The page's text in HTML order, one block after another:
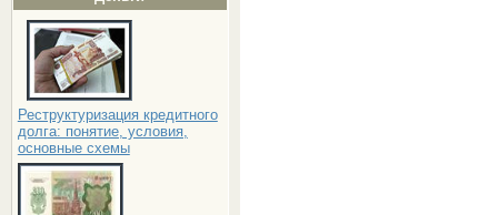
Реструктуризация кредитного
долга: понятие, условия,
основные схемы